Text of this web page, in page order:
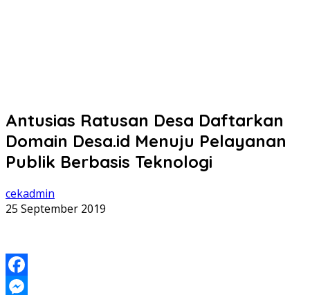
Antusias Ratusan Desa Daftarkan
Domain Desa.id Menuju Pelayanan
Publik Berbasis Teknologi
cekadmin
25 September 2019
Facebook